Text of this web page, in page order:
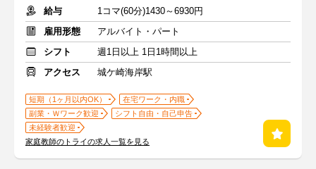
給与
1コマ(60分)1430～6930円
雇用形態
アルバイト・パート
シフト
週1日以上 1日1時間以上
アクセス
城ケ崎海岸駅
短期（1ヶ月以内OK）
在宅ワーク・内職
副業・Ｗワーク歓迎
シフト自由・自己申告
未経験者歓迎
家庭教師のトライの求人一覧を見る